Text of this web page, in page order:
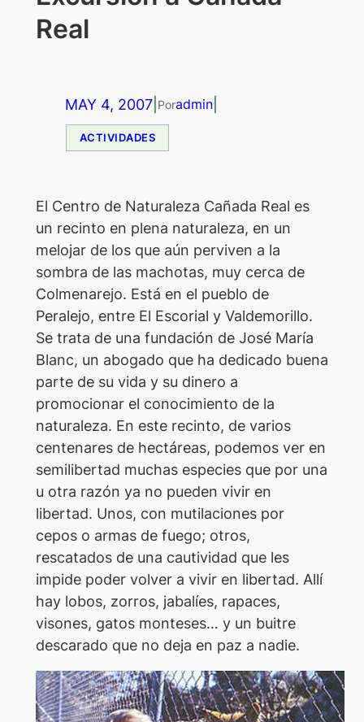
Real
MAY 4, 2007| Poradmin|
ACTIVIDADES
El Centro de Naturaleza Cañada Real es
un recinto en plena naturaleza, en un
melojar de los que aún perviven a la
sombra de las machotas, muy cerca de
Colmenarejo. Está en el pueblo de
Peralejo, entre El Escorial y Valdemorillo.
Se trata de una fundación de José María
Blanc, un abogado que ha dedicado buena
parte de su vida y su dinero a
promocionar el conocimiento de la
naturaleza. En este recinto, de varios
centenares de hectáreas, podemos ver en
semilibertad muchas especies que por una
u otra razón ya no pueden vivir en
libertad. Unos, con mutilaciones por
cepos o armas de fuego; otros,
rescatados de una cautividad que les
impide poder volver a vivir en libertad. Allí
hay lobos, zorros, jabalíes, rapaces,
visones, gatos monteses… y un buitre
descarado que no deja en paz a nadie.